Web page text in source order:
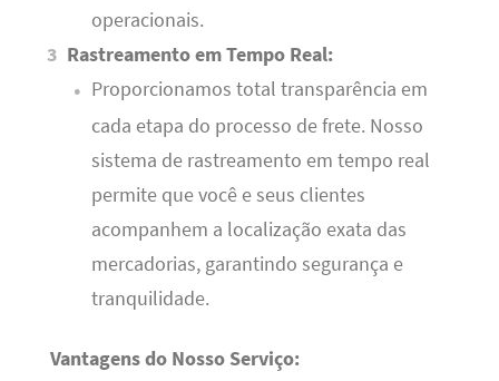
operacionais.
Rastreamento em Tempo Real:
Proporcionamos total transparência em
cada etapa do processo de frete. Nosso
sistema de rastreamento em tempo real
permite que você e seus clientes
acompanhem a localização exata das
mercadorias, garantindo segurança e
tranquilidade.
Vantagens do Nosso Serviço: